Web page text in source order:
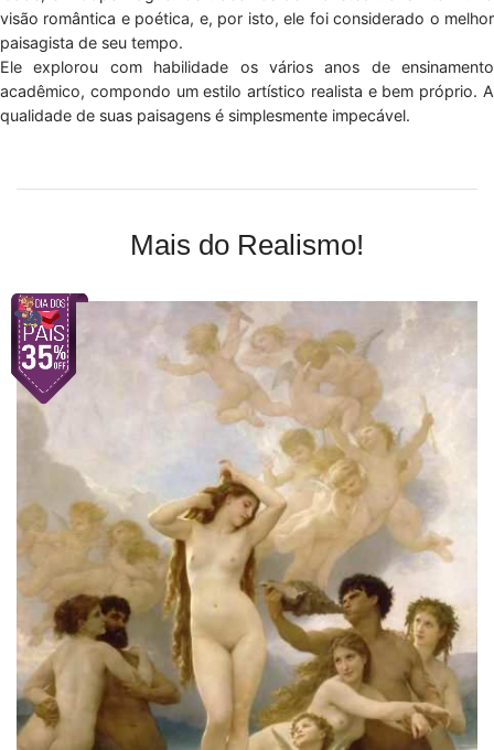
visão romântica e poética, e, por isto, ele foi considerado o melhor
paisagista de seu tempo.
Ele explorou com habilidade os vários anos de ensinamento
acadêmico, compondo um estilo artístico realista e bem próprio. A
qualidade de suas paisagens é simplesmente impecável.
Mais do Realismo!